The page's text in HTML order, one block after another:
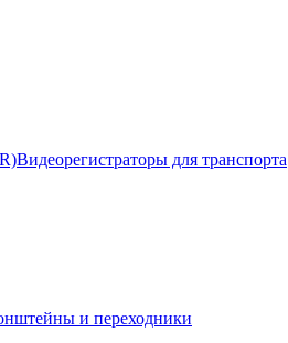
Видеорегистраторы для транспорта
и переходники